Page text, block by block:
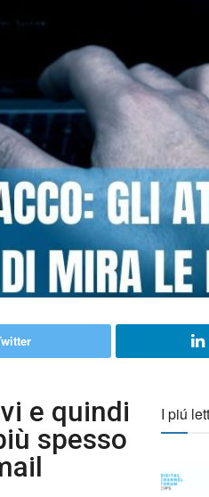
e quindi
spesso
I piú